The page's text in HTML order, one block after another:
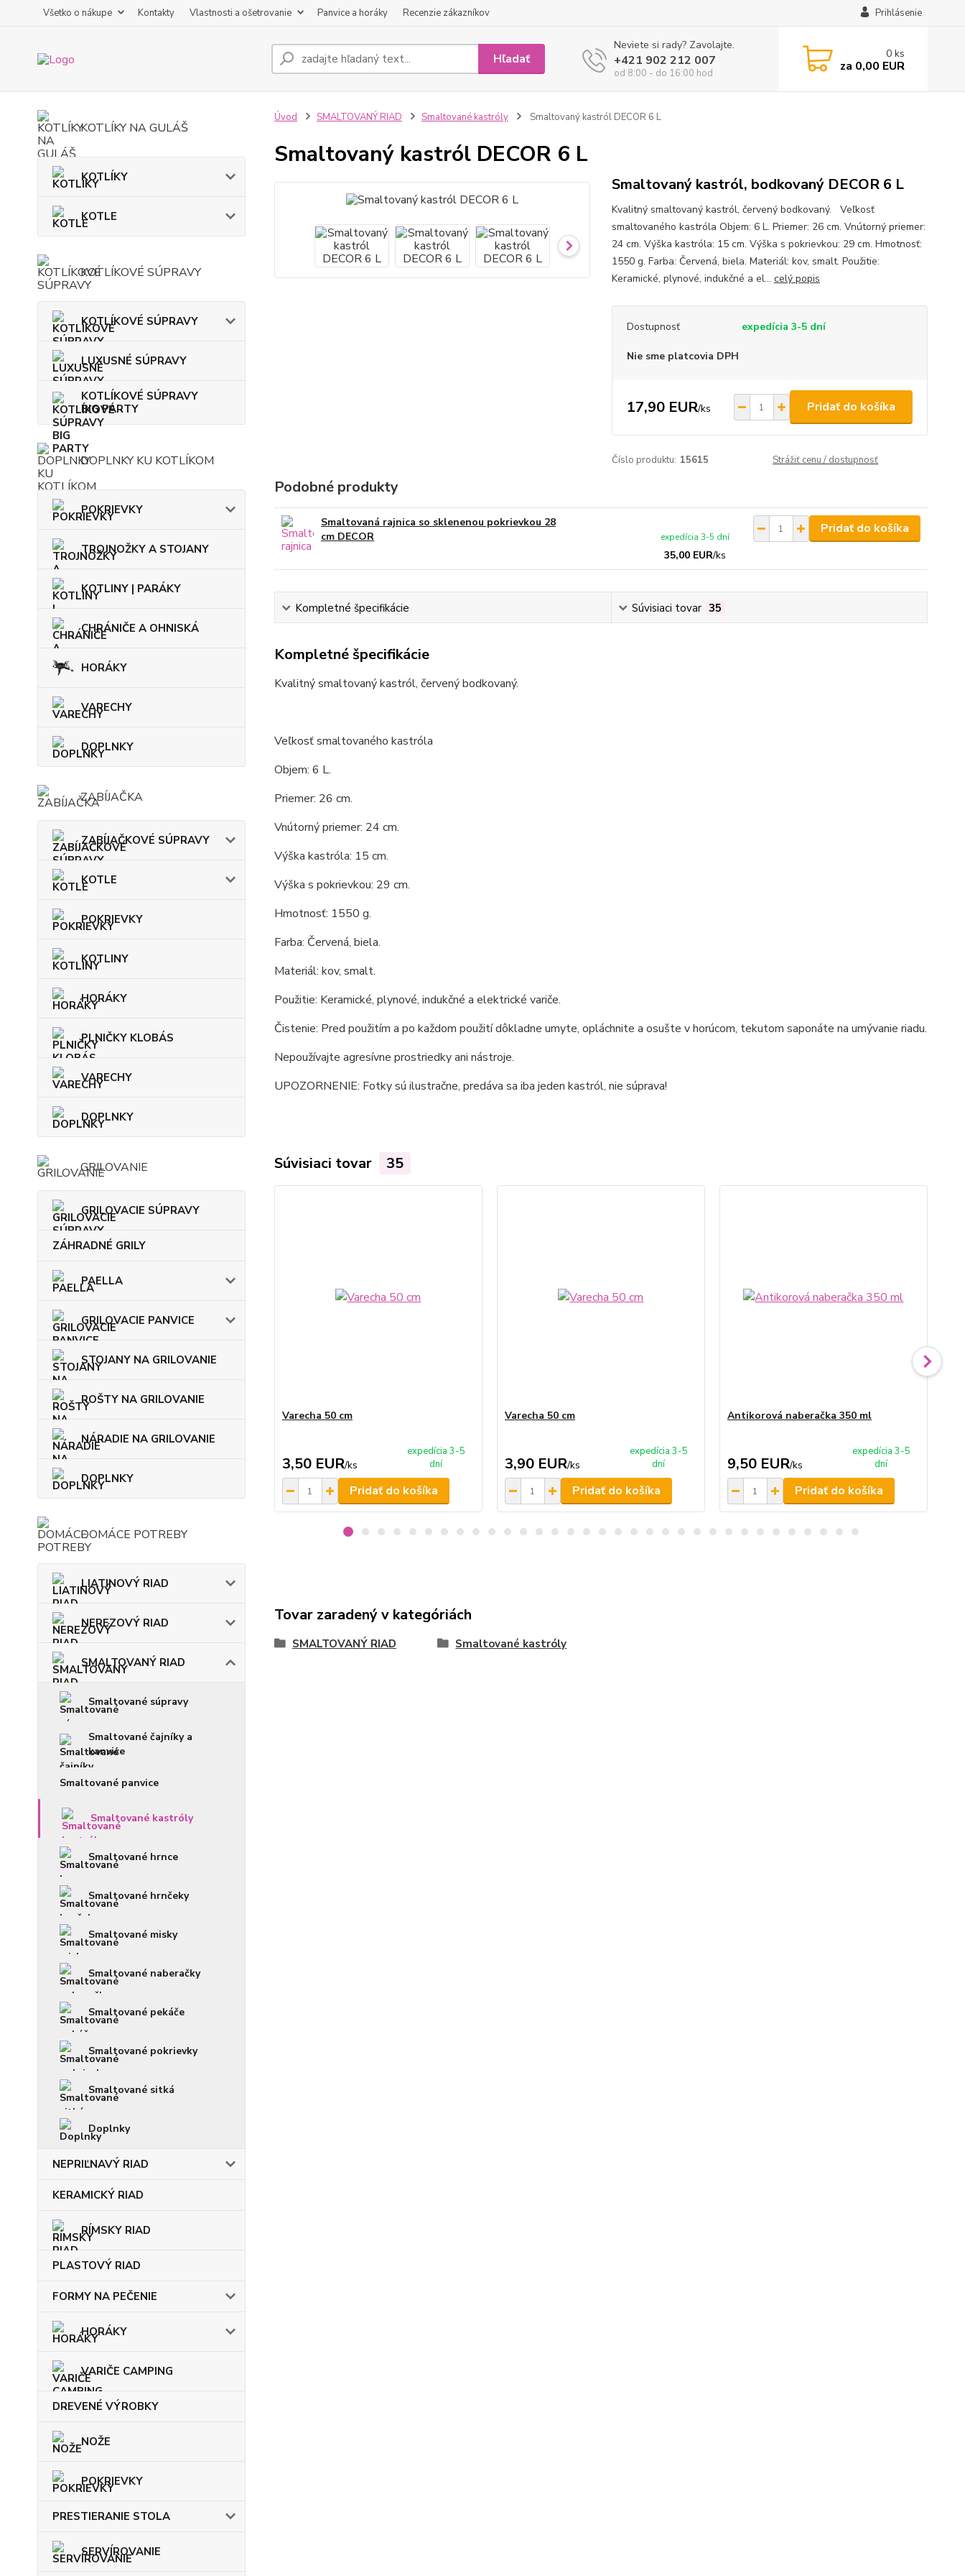
Všetko o nákupe Kontakty Vlastnosti a ošetrovanie Panvice a horáky Recenzie zákazníkov Prihlásenie
Hľadať
Neviete si rady? Zavolajte.
+421 902 212 007
od 8:00 - do 16:00 hod
0 ks
za 0,00 EUR
KOTLÍKY NA GULÁŠ
KOTLÍKY
KOTLE
KOTLÍKOVÉ SÚPRAVY
KOTLÍKOVÉ SÚPRAVY
LUXUSNÉ SÚPRAVY
KOTLÍKOVÉ SÚPRAVY
BIG PARTY
DOPLNKY KU KOTLÍKOM
POKRIEVKY
TROJNOŽKY A STOJANY
KOTLINY | PARÁKY
CHRÁNIČE A OHNISKÁ
HORÁKY
VARECHY
DOPLNKY
ZABÍJAČKA
ZABÍJAČKOVÉ SÚPRAVY
KOTLE
POKRIEVKY
KOTLINY
HORÁKY
PLNIČKY KLOBÁS
VARECHY
DOPLNKY
GRILOVANIE
GRILOVACIE SÚPRAVY
ZÁHRADNÉ GRILY
PAELLA
GRILOVACIE PANVICE
STOJANY NA GRILOVANIE
ROŠTY NA GRILOVANIE
NÁRADIE NA GRILOVANIE
DOPLNKY
DOMÁCE POTREBY
LIATINOVÝ RIAD
NEREZOVÝ RIAD
SMALTOVANÝ RIAD
Smaltované súpravy
Smaltované čajníky a
kanvice
Smaltované panvice
Smaltované kastróly
Smaltované hrnce
Smaltované hrnčeky
Smaltované misky
Smaltované naberačky
Smaltované pekáče
Smaltované pokrievky
Smaltované sitká
Doplnky
NEPRIĽNAVÝ RIAD
KERAMICKÝ RIAD
RÍMSKY RIAD
PLASTOVÝ RIAD
FORMY NA PEČENIE
HORÁKY
VARIČE CAMPING
DREVENÉ VÝROBKY
NOŽE
POKRIEVKY
PRESTIERANIE STOLA
SERVÍROVANIE
Úvod SMALTOVANÝ RIAD Smaltované kastróly Smaltovaný kastról DECOR 6 L
Smaltovaný kastról DECOR 6 L
Smaltovaný kastról, bodkovaný DECOR 6 L
Kvalitný smaltovaný kastról, červený bodkovaný. Veľkosť
smaltovaného kastróla Objem: 6 L. Priemer: 26 cm. Vnútorný priemer:
24 cm. Výška kastróla: 15 cm. Výška s pokrievkou: 29 cm. Hmotnosť:
1550 g. Farba: Červená, biela. Materiál: kov, smalt. Použitie:
Keramické, plynové, indukčné a el... celý popis
Dostupnosť expedícia 3-5 dní
Nie sme platcovia DPH
17,90 EUR/ks Pridať do košíka
Číslo produktu: 15615 Strážiť cenu / dostupnosť
Podobné produkty
Smaltovaná rajnica so sklenenou pokrievkou 28
cm DECOR
35,00 EUR/ks
expedícia 3-5 dní
Pridať do košíka
Kompletné špecifikácie Súvisiaci tovar 35
Kompletné špecifikácie
Kvalitný smaltovaný kastról, červený bodkovaný.
Veľkosť smaltovaného kastróla
Objem: 6 L.
Priemer: 26 cm.
Vnútorný priemer: 24 cm.
Výška kastróla: 15 cm.
Výška s pokrievkou: 29 cm.
Hmotnosť: 1550 g.
Farba: Červená, biela.
Materiál: kov, smalt.
Použitie: Keramické, plynové, indukčné a elektrické variče.
Čistenie: Pred použitím a po každom použití dôkladne umyte, opláchnite a osušte v horúcom, tekutom saponáte na umývanie riadu.
Nepoužívajte agresívne prostriedky ani nástroje.
UPOZORNENIE: Fotky sú ilustračne, predáva sa iba jeden kastról, nie súprava!
Súvisiaci tovar 35
Varecha 50 cm
3,50 EUR/ks
expedícia 3-5
dní
Pridať do košíka
Varecha 50 cm
3,90 EUR/ks
expedícia 3-5
dní
Pridať do košíka
Antikorová naberačka 350 ml
9,50 EUR/ks
expedícia 3-5
dní
Pridať do košíka
Tovar zaradený v kategóriách
SMALTOVANÝ RIAD Smaltované kastróly